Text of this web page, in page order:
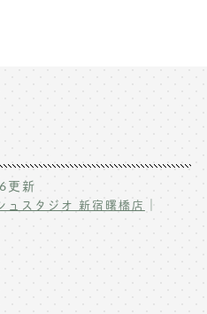
ー撮影
業記念撮影
祝い記念撮影
真撮影
ラム
質問
更新
ュスタジオ 新宿曙橋店 ｜